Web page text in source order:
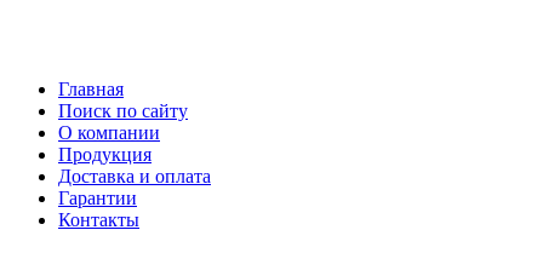
Меню
подвале
Главная
Поиск по сайту
О компании
Продукция
Доставка и оплата
Гарантии
Контакты